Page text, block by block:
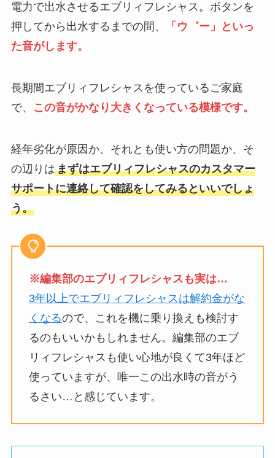
電力で出水させるエブリィフレシャス。ボタンを
押してから出水するまでの間、
「ウ゛ー」といっ
た音がします。
長期間エブリィフレシャスを使っているご家庭
で、
この音がかなり大きくなっている模様です。
経年劣化が原因か、それとも使い方の問題か、そ
の辺りはまずはエブリィフレシャスのカスタマー
サポートに連絡して確認をしてみるといいでしょ
う。
※編集部のエブリィフレシャスも実は…
3年以上でエブリィフレシャスは解約金がな
くなるので、これを機に乗り換えも検討す
るのもいいかもしれません。編集部のエブ
リィフレシャスも使い心地が良くて3年ほど
使っていますが、唯一この出水時の音がう
るさい…と感じています。